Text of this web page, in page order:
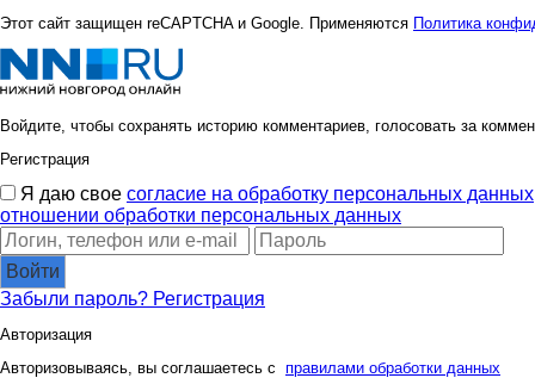
Этот сайт защищен reCAPTCHA и Google. Применяются Политика
Войдите, чтобы сохранять историю комментариев, голосовать за
Регистрация
Я даю свое согласие на обработку персональных данных
отношении обработки персональных данных
Войти
Забыли пароль? Регистрация
Авторизация
Авторизовываясь, вы соглашаетесь с правилами обработки данных